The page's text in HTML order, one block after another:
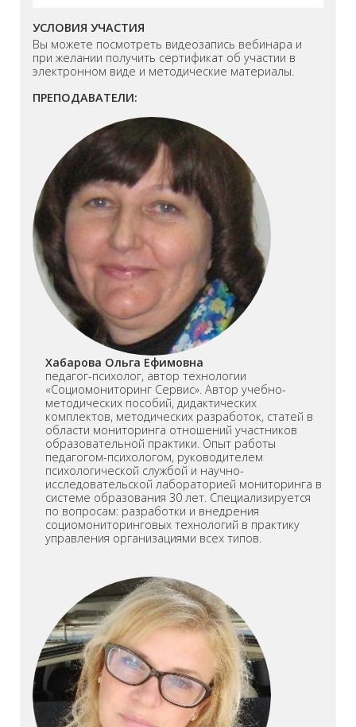
УСЛОВИЯ УЧАСТИЯ
Вы можете посмотреть видеозапись вебинара и
при желании получить сертификат об участии в
электронном виде и методические материалы.
ПРЕПОДАВАТЕЛИ:
Хабарова Ольга Ефимовна
педагог-психолог, автор технологии
«Социомониторинг Сервис». Автор учебно-
методических пособий, дидактических
комплектов, методических разработок, статей в
области мониторинга отношений участников
образовательной практики. Опыт работы
педагогом-психологом, руководителем
психологической службой и научно-
исследовательской лабораторией мониторинга в
системе образования 30 лет. Специализируется
по вопросам: разработки и внедрения
социомониторинговых технологий в практику
управления организациями всех типов.